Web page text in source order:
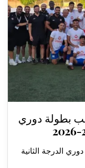
بطولة دوري
الدرجة الثانية